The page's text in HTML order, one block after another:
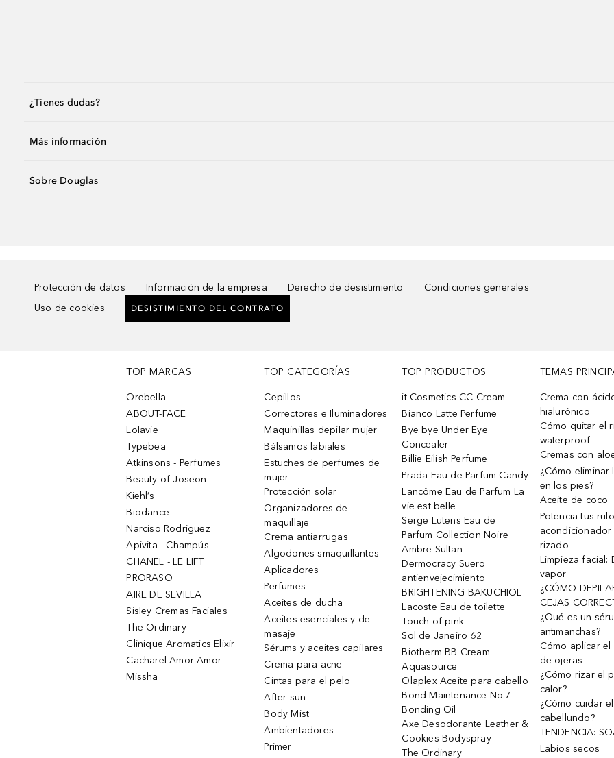
¿Tienes dudas?
Más información
Sobre Douglas
Protección de datos Información de la empresa Derecho de desistimiento
Condiciones generales
Uso de cookies
DESISTIMIENTO DEL CONTRATO
TOP MARCAS
Orebella
ABOUT-FACE
Lolavie
Typebea
Atkinsons - Perfumes
Beauty of Joseon
Kiehl’s
Biodance
Narciso Rodriguez
Apivita - Champús
CHANEL - LE LIFT
PRORASO
AIRE DE SEVILLA
Sisley Cremas Faciales
The Ordinary
Clinique Aromatics Elixir
Cacharel Amor Amor
Missha
TOP CATEGORÍAS
Cepillos
Correctores e Iluminadores
Maquinillas depilar mujer
Bálsamos labiales
Estuches de perfumes de
mujer
Protección solar
Organizadores de
maquillaje
Crema antiarrugas
Algodones smaquillantes
Aplicadores
Perfumes
Aceites de ducha
Aceites esenciales y de
masaje
Sérums y aceites capilares
Crema para acne
Cintas para el pelo
After sun
Body Mist
Ambientadores
Primer
TOP PRODUCTOS
it Cosmetics CC Cream
Bianco Latte Perfume
Bye bye Under Eye
Concealer
Billie Eilish Perfume
Prada Eau de Parfum Candy
Lancôme Eau de Parfum La
vie est belle
Serge Lutens Eau de
Parfum Collection Noire
Ambre Sultan
Dermocracy Suero
antienvejecimiento
BRIGHTENING BAKUCHIOL
Lacoste Eau de toilette
Touch of pink
Sol de Janeiro 62
Biotherm BB Cream
Aquasource
Olaplex Aceite para cabello
Bond Maintenance No.7
Bonding Oil
Axe Desodorante Leather &
Cookies Bodyspray
The Ordinary
TEMAS
Crema con
hialurónico
Cómo quitar el
waterproof
Cremas con
¿Cómo eliminar
en los pies?
Aceite de coco
Potencia tus
rizado
Limpieza facial:
vapor
¿CÓMO
CEJAS
¿Qué es un
antimanchas?
Cómo aplicar
de ojeras
¿Cómo rizar el
calor?
¿Cómo cuidar
cabellundo?
TENDENCIA:
Labios secos